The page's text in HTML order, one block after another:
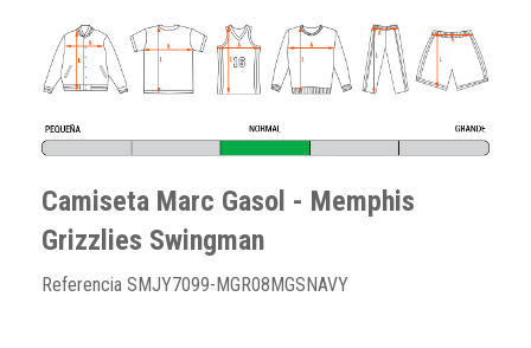
Camiseta Marc Gasol - Memphis
Grizzlies Swingman
Referencia SMJY7099-MGR08MGSNAVY